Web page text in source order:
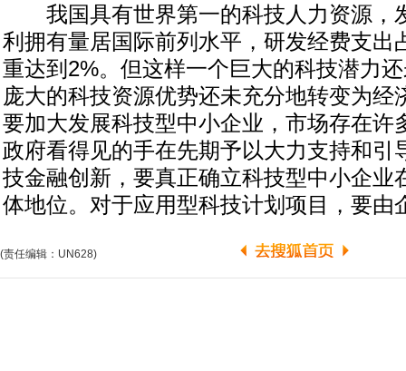
我国具有世界第一的科技人力资源，
利拥有量居国际前列水平，研发经费支出
重达到2%。但这样一个巨大的科技潜力
庞大的科技资源优势还未充分地转变为经
要加大发展科技型中小企业，市场存在许
政府看得见的手在先期予以大力支持和引
技金融创新，要真正确立科技型中小企业
体地位。对于应用型科技计划项目，要由
(责任编辑：UN628)